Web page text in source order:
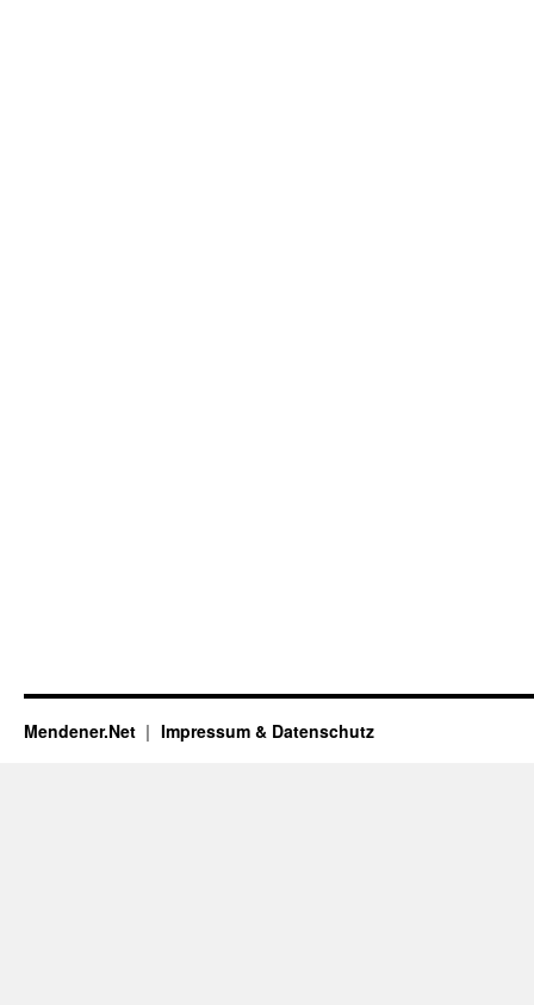
Mendener.Net Impressum & Datenschutz